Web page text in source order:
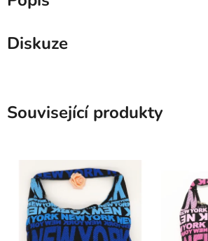
Diskuze
Související produkty